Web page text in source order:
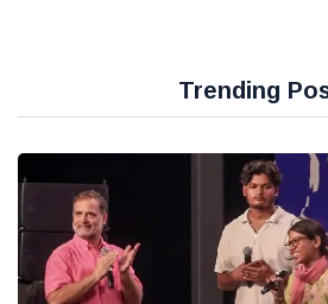
Trending